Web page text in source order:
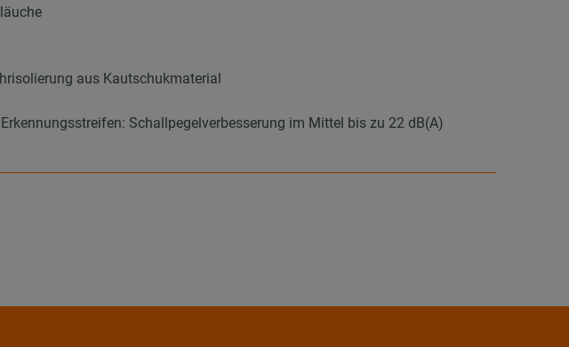
aus Kautschukmaterial
Schallpegelverbesserung im Mittel bis zu 22 dB(A)